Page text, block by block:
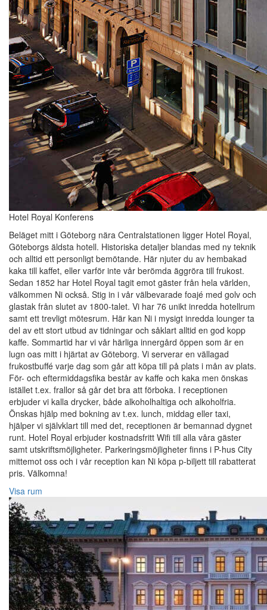
Hotel Royal Konferens
Beläget mitt i Göteborg nära Centralstationen ligger Hotel Royal,
Göteborgs äldsta hotell. Historiska detaljer blandas med ny teknik
och alltid ett personligt bemötande. Här njuter du av hembakad
kaka till kaffet, eller varför inte vår berömda äggröra till frukost.
Sedan 1852 har Hotel Royal tagit emot gäster från hela världen,
välkommen Ni också. Stig in i vår välbevarade foajé med golv och
glastak från slutet av 1800-talet. Vi har 76 unikt inredda hotellrum
samt ett trevligt mötesrum. Här kan Ni i mysigt inredda lounger ta
del av ett stort utbud av tidningar och såklart alltid en god kopp
kaffe. Sommartid har vi vår härliga innergård öppen som är en
lugn oas mitt i hjärtat av Göteborg. Vi serverar en vällagad
frukostbuffé varje dag som går att köpa till på plats i mån av plats.
För- och eftermiddagsfika består av kaffe och kaka men önskas
istället t.ex. frallor så går det bra att förboka. I receptionen
erbjuder vi kalla drycker, både alkoholhaltiga och alkoholfria.
Önskas hjälp med bokning av t.ex. lunch, middag eller taxi,
hjälper vi självklart till med det, receptionen är bemannad dygnet
runt. Hotel Royal erbjuder kostnadsfritt Wifi till alla våra gäster
samt utskriftsmöjligheter. Parkeringsmöjligheter finns i P-hus City
mittemot oss och i vår reception kan Ni köpa p-biljett till rabatterat
pris. Välkomna!
Visa rum